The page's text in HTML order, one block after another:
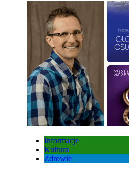
Informacje
Kultura
Zdrowie